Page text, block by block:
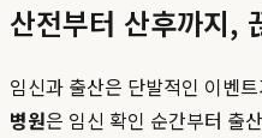
산전부터 산후까지,
임신과 출산은 단발적인 이벤
병원은 임신 확인 순간부터 출